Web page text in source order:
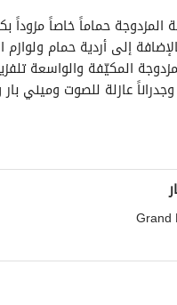
الاماكن القريبة
Grand